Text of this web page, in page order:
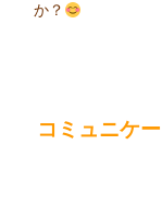
か？
コミュニケ